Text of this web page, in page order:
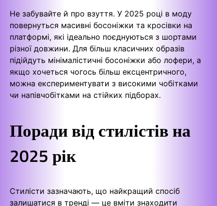
Не забувайте й про взуття. У 2025 році в моду
повернуться масивні босоніжки та кросівки на
платформі, які ідеально поєднуються з шортами
різної довжини. Для більш класичних образів
підійдуть мінімалістичні босоніжки або лофери, а
якщо хочеться чогось більш ексцентричного,
можна експериментувати з високими чобітками
чи напівчобітками на стійких підборах.
Поради від стилістів на
2025 рік
Стилісти зазначають, що найкращий спосіб
залишатися в тренді — це вміти знаходити